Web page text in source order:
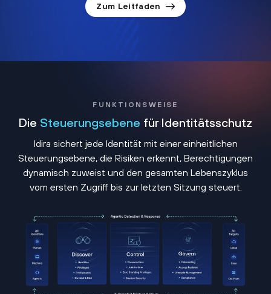
Zum Leitfaden
FUNKTIONSWEISE
Die Steuerungsebene für Identitätsschutz
Idira sichert jede Identität mit einer einheitlichen
Steuerungsebene, die Risiken erkennt, Berechtigungen
dynamisch zuweist und den gesamten Lebenszyklus
vom ersten Zugriff bis zur letzten Sitzung steuert.